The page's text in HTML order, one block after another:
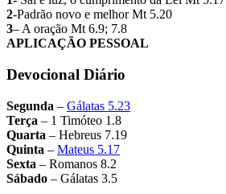
2-Padrão novo e melhor Mt 5.20
3– A oração Mt 6.9; 7.8
APLICAÇÃO PESSOAL
Devocional Diário
Segunda – Gálatas 5.23
Terça – 1 Timóteo 1.8
Quarta – Hebreus 7.19
Quinta – Mateus 5.17
Sexta – Romanos 8.2
Sábado – Gálatas 3.5